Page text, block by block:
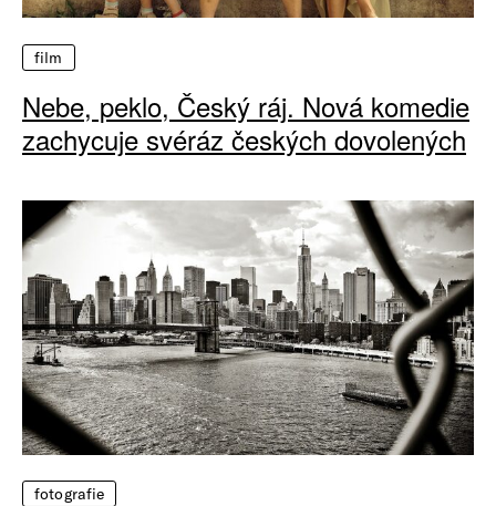
film
Nebe, peklo, Český ráj. Nová komedie
zachycuje svéráz českých dovolených
fotografie